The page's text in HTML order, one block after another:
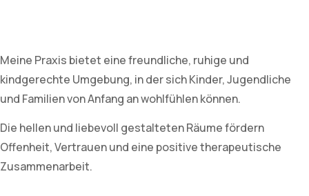
Meine Praxis bietet eine freundliche, ruhige und
kindgerechte Umgebung, in der sich Kinder, Jugendliche
und Familien von Anfang an wohlfühlen können.
Die hellen und liebevoll gestalteten Räume fördern
Offenheit, Vertrauen und eine positive therapeutische
Zusammenarbeit.